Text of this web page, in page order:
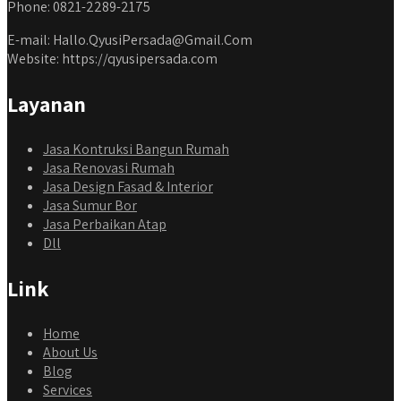
Phone: 0821-2289-2175
E-mail: Hallo.QyusiPersada@Gmail.Com
Website: https://qyusipersada.com
Layanan
Jasa Kontruksi Bangun Rumah
Jasa Renovasi Rumah
Jasa Design Fasad & Interior
Jasa Sumur Bor
Jasa Perbaikan Atap
Dll
Link
Home
About Us
Blog
Services